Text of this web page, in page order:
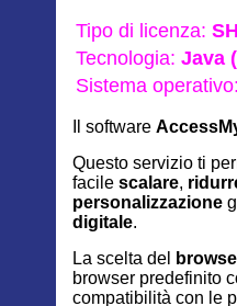
Tipo di licenza:
Tecnologia: Java
Sistema operativo:
Il software
Questo servizio ti
facile scalare,
personalizzazione
digitale.
La scelta del
browser predefinito
compatibilità con le